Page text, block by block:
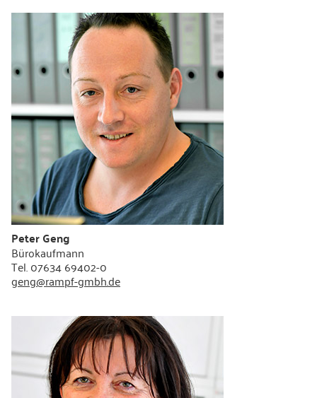
Peter Geng
Bürokaufmann
Tel. 07634 69402-0
geng@rampf-gmbh.de